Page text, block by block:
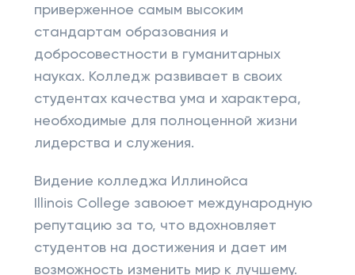
приверженное самым высоким
стандартам образования и
добросовестности в гуманитарных
науках. Колледж развивает в своих
студентах качества ума и характера,
необходимые для полноценной жизни
лидерства и служения.
Видение колледжа Иллинойса
Illinois College завоюет международную
репутацию за то, что вдохновляет
студентов на достижения и дает им
возможность изменить мир к лучшему.